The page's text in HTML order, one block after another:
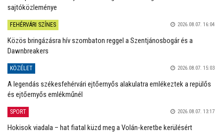
sajtóközleménye
FEHÉRVÁRI SZÍNES 2026.08.07. 16:04
Közös bringázásra hív szombaton reggel a Szentjánosbogár és a
Dawnbreakers
KÖZÉLET 2026.08.07. 15:03
A legendás székesfehérvári ejtőernyős alakulatra emlékeztek a repülős
és ejtőernyős emlékműnél
SPORT 2026.08.07. 13:17
Hokisok viadala – hat fiatal küzd meg a Volán-keretbe kerülésért